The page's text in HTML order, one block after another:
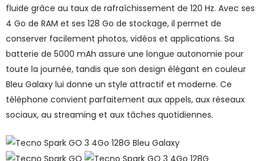
fluide grâce au taux de rafraîchissement de 120 Hz. Avec ses
4 Go de RAM et ses 128 Go de stockage, il permet de
conserver facilement photos, vidéos et applications. Sa
batterie de 5000 mAh assure une longue autonomie pour
toute la journée, tandis que son design élégant en couleur
Bleu Galaxy lui donne un style attractif et moderne. Ce
téléphone convient parfaitement aux appels, aux réseaux
sociaux, au streaming et aux tâches quotidiennes.